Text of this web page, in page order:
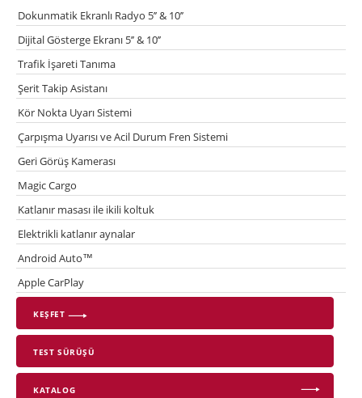
Dokunmatik Ekranlı Radyo 5’’ & 10’’
Dijital Gösterge Ekranı 5’’ & 10’’
Trafik İşareti Tanıma
Şerit Takip Asistanı
Kör Nokta Uyarı Sistemi
Çarpışma Uyarısı ve Acil Durum Fren Sistemi
Geri Görüş Kamerası
Magic Cargo
Katlanır masası ile ikili koltuk
Elektrikli katlanır aynalar
Android Auto™
Apple CarPlay
KEŞFET
TEST SÜRÜŞÜ
KATALOG